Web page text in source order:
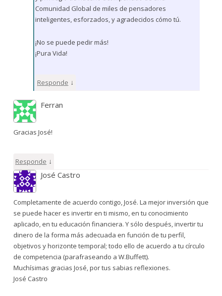
Comunidad Global de miles de pensadores
inteligentes, esforzados, y agradecidos cómo tú.
¡No se puede pedir más!
¡Pura Vida!
Responde ↓
Ferran
Gracias José!
Responde ↓
José Castro
Completamente de acuerdo contigo, José. La mejor inversión que
se puede hacer es invertir en ti mismo, en tu conocimiento
aplicado, en tu educación financiera. Y sólo después, invertir tu
dinero de la forma más adecuada en función de tu perfil,
objetivos y horizonte temporal; todo ello de acuerdo a tu círculo
de competencia (parafraseando a W.Buffett).
Muchísimas gracias José, por tus sabias reflexiones.
José Castro